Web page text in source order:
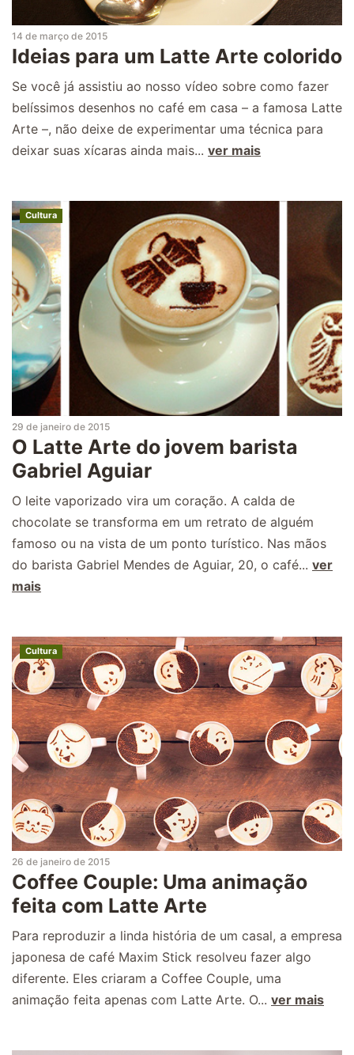
14 de março de 2015
Ideias para um Latte Arte colorido
Se você já assistiu ao nosso vídeo sobre como fazer
belíssimos desenhos no café em casa – a famosa Latte
Arte –, não deixe de experimentar uma técnica para
deixar suas xícaras ainda mais... ver mais
Cultura
29 de janeiro de 2015
O Latte Arte do jovem barista
Gabriel Aguiar
O leite vaporizado vira um coração. A calda de
chocolate se transforma em um retrato de alguém
famoso ou na vista de um ponto turístico. Nas mãos
do barista Gabriel Mendes de Aguiar, 20, o café... ver
mais
Cultura
26 de janeiro de 2015
Coffee Couple: Uma animação
feita com Latte Arte
Para reproduzir a linda história de um casal, a empresa
japonesa de café Maxim Stick resolveu fazer algo
diferente. Eles criaram a Coffee Couple, uma
animação feita apenas com Latte Arte. O... ver mais